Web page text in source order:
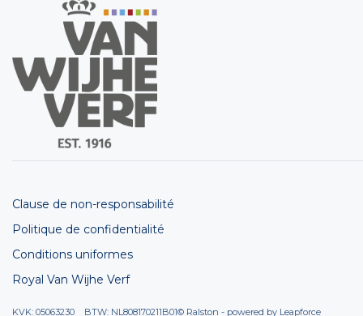
Clause de non-responsabilité
Politique de confidentialité
Conditions uniformes
Royal Van Wijhe Verf
KVK: 05063230 BTW: NL808170211B01© Ralston - powered by Leapforce